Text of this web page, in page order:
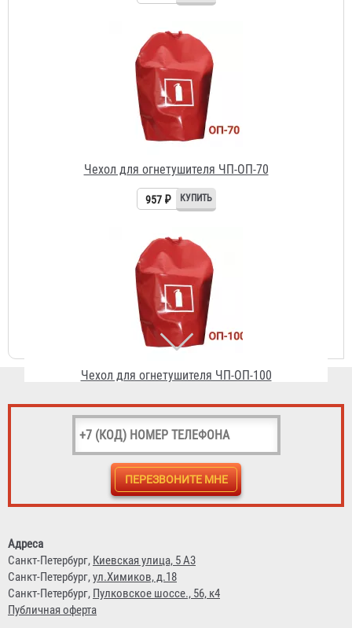
Чехол для огнетушителя ЧП-ОП-70
957 ₽
Чехол для огнетушителя ЧП-ОП-100
1 103 ₽
Чехол для огнетушителя ЧП-ОУ-1
Адреса
Санкт-Петербург, Киевская улица, 5 А3
Санкт-Петербург,ул.Химиков, д.18
Санкт-Петербург, Пулковское шоссе., 56, к4
Публичная оферта